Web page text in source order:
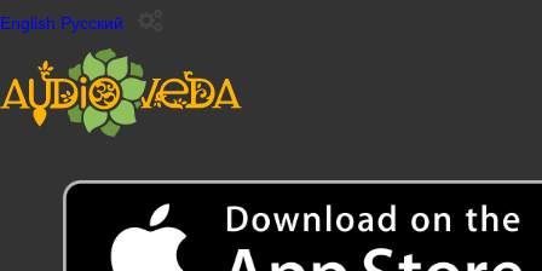
English Русский